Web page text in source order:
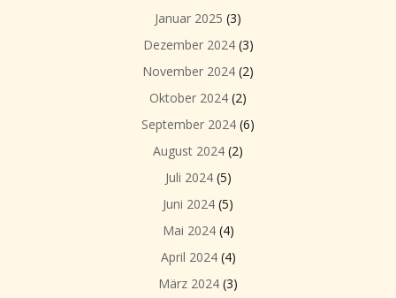
Januar 2025 (3)
Dezember 2024(3)
November 2024 (2)
Oktober 2024 (2)
September 2024 (6)
August 2024 (2)
Juli 2024(5)
Juni 2024 (5)
Mai 2024(4)
April 2024(4)
März 2024 (3)